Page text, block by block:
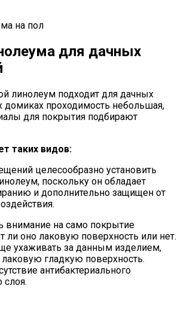
на пол
для дачных
линолеум подходит для дачных
домиках проходимость небольшая,
для покрытия подбирают
таких видов:
целесообразно установить
поскольку он обладает
и дополнительно защищен от
внимание на само покрытие
ли оно лаковую поверхность или нет.
ухаживать за данным изделием,
гладкую поверхность.
антибактериального
слоя.